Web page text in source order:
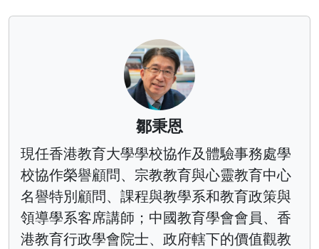
鄒秉恩
現任香港教育大學學校協作及體驗事務處學
校協作榮譽顧問、宗教教育與心靈教育中心
名譽特別顧問、課程與教學系和教育政策與
領導學系客席講師；中國教育學會會員、香
港教育行政學會院士、政府轄下的價值觀教